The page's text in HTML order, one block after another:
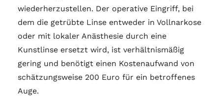
wiederherzustellen. Der operative Eingriff, bei
dem die getrübte Linse entweder in Vollnarkose
oder mit lokaler Anästhesie durch eine
Kunstlinse ersetzt wird, ist verhältnismäßig
gering und benötigt einen Kostenaufwand von
schätzungsweise 200 Euro für ein betroffenes
Auge.